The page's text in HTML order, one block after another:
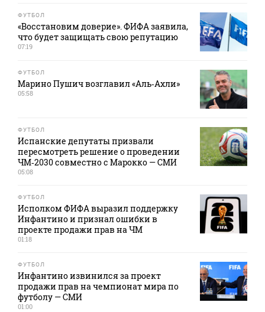
ФУТБОЛ
«Восстановим доверие». ФИФА заявила,
что будет защищать свою репутацию
07:19
ФУТБОЛ
Марино Пушич возглавил «Аль‑Ахли»
05:58
ФУТБОЛ
Испанские депутаты призвали
пересмотреть решение о проведении
ЧМ‑2030 совместно с Марокко — СМИ
05:08
ФУТБОЛ
Исполком ФИФА выразил поддержку
Инфантино и признал ошибки в
проекте продажи прав на ЧМ
01:18
ФУТБОЛ
Инфантино извинился за проект
продажи прав на чемпионат мира по
футболу — СМИ
01:00